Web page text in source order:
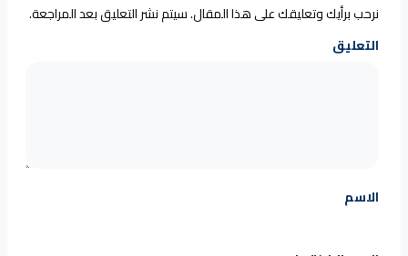
نرحب برأيك وتعليقك على هذا المقال. سيتم نشر التعليق بعد المراجعة.
التعليق
الاسم